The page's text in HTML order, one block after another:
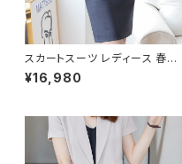
スカートスーツ レディース 春夏
秋冬 春 夏 秋 冬 黒 紺 スーツ
上下セット 2点セット スーツスカ
ト セットアップ タイト ロング ス
カートスーツ オフィス スカート
ショートスカート タイトスカート
¥16,980